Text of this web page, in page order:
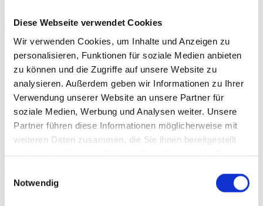
Diese Webseite verwendet Cookies
Wir verwenden Cookies, um Inhalte und Anzeigen zu
personalisieren, Funktionen für soziale Medien anbieten
zu können und die Zugriffe auf unsere Website zu
analysieren. Außerdem geben wir Informationen zu Ihrer
Verwendung unserer Website an unsere Partner für
soziale Medien, Werbung und Analysen weiter. Unsere
Partner führen diese Informationen möglicherweise mit
weiteren Daten zusammen, die Sie ihnen bereitgestellt
Notwendig
kornkammer-10
Kornkammer
Ein "Bett im Kornfeld" oder besser Kornkammer. Die Farben des
Sommers spüren und die schönsten Tage des Jahres genießen. Zur
Ruhe kommen und sich den schönen Seiten des Lebens widmen.
Genießen Sie einen guten Tropfen auf dem Balkon oder lassen sich
von der Lagerfeuerromantik verzaubern. 68 qm Urlaubsparadies für
4 Personen. In 2 Schlafzimmern, 2 Bädern und Wohnraum mit
Küche und Balkon.